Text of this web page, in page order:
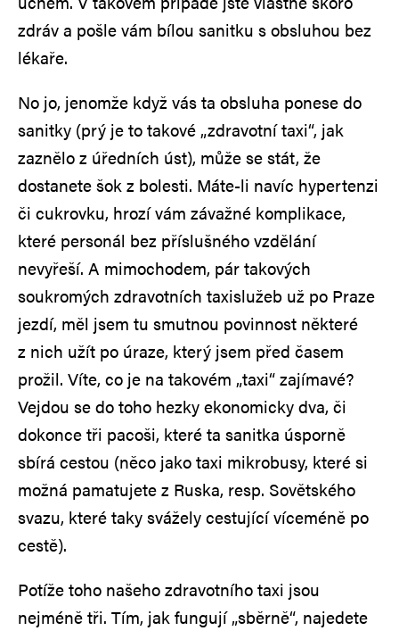
zdráv a pošle vám bílou sanitku s obsluhou bez
lékaře.
No jo, jenomže když vás ta obsluha ponese do
sanitky (prý je to takové „zdravotní taxi“, jak
zaznělo z úředních úst), může se stát, že
dostanete šok z bolesti. Máte-li navíc hypertenzi
či cukrovku, hrozí vám závažné komplikace,
které personál bez příslušného vzdělání
nevyřeší. A mimochodem, pár takových
soukromých zdravotních taxislužeb už po Praze
jezdí, měl jsem tu smutnou povinnost některé
z nich užít po úraze, který jsem před časem
prožil. Víte, co je na takovém „taxi“ zajímavé?
Vejdou se do toho hezky ekonomicky dva, či
dokonce tři pacoši, které ta sanitka úsporně
sbírá cestou (něco jako taxi mikrobusy, které si
možná pamatujete z Ruska, resp. Sovětského
svazu, které taky svážely cestující víceméně po
cestě).
Potíže toho našeho zdravotního taxi jsou
nejméně tři. Tím, jak fungují „sběrně“, najedete